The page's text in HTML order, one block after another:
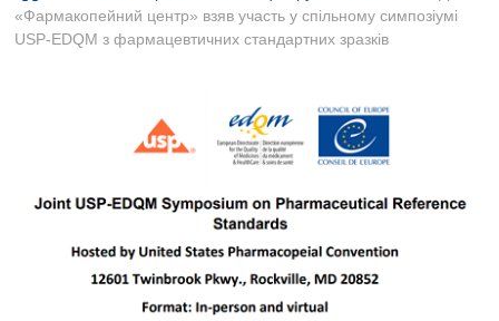
B
«Фармакопейний центр» взяв участь у спільному симпозіумі
USP-EDQM з фармацевтичних стандартних зразків